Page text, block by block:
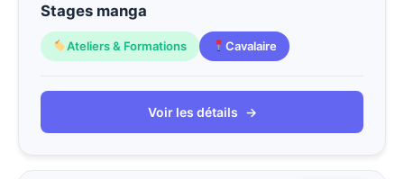
Stages manga
Ateliers & Formations Cavalaire
Voir les détails →